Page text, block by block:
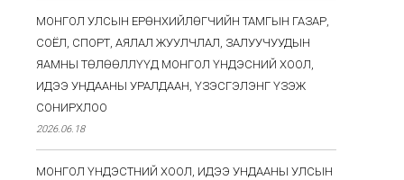
МОНГОЛ УЛСЫН ЕРӨНХИЙЛӨГЧИЙН ТАМГЫН ГАЗАР,
СОЁЛ, СПОРТ, АЯЛАЛ ЖУУЛЧЛАЛ, ЗАЛУУЧУУДЫН
ЯАМНЫ ТӨЛӨӨЛЛҮҮД МОНГОЛ ҮНДЭСНИЙ ХООЛ,
ИДЭЭ УНДААНЫ УРАЛДААН, ҮЗЭСГЭЛЭНГ ҮЗЭЖ
СОНИРХЛОО
2026.06.18
МОНГОЛ ҮНДЭСТНИЙ ХООЛ, ИДЭЭ УНДААНЫ УЛСЫН